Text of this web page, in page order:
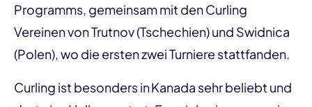
Programms, gemeinsam mit den Curling
Vereinen von Trutnov (Tschechien) und Swidnica
(Polen), wo die ersten zwei Turniere stattfanden.
Curling ist besonders in Kanada sehr beliebt und